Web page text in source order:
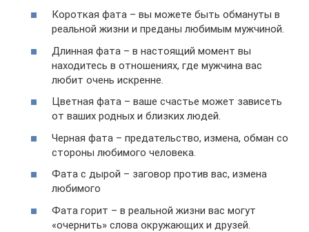
Короткая фата – вы можете быть обмануты в
реальной жизни и преданы любимым мужчиной.
Длинная фата – в настоящий момент вы
находитесь в отношениях, где мужчина вас
любит очень искренне.
Цветная фата – ваше счастье может зависеть
от ваших родных и близких людей.
Черная фата – предательство, измена, обман со
стороны любимого человека.
Фата с дырой – заговор против вас, измена
любимого
Фата горит – в реальной жизни вас могут
«очернить» слова окружающих и друзей.